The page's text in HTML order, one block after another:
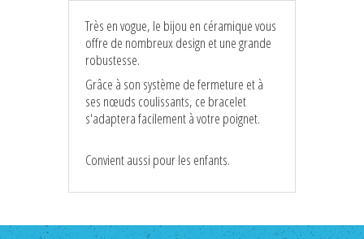
Très en vogue, le bijou en céramique vous
offre de nombreux design et une grande
robustesse.
Grâce à son système de fermeture et à
ses nœuds coulissants, ce bracelet
s'adaptera facilement à votre poignet.
Convient aussi pour les enfants.